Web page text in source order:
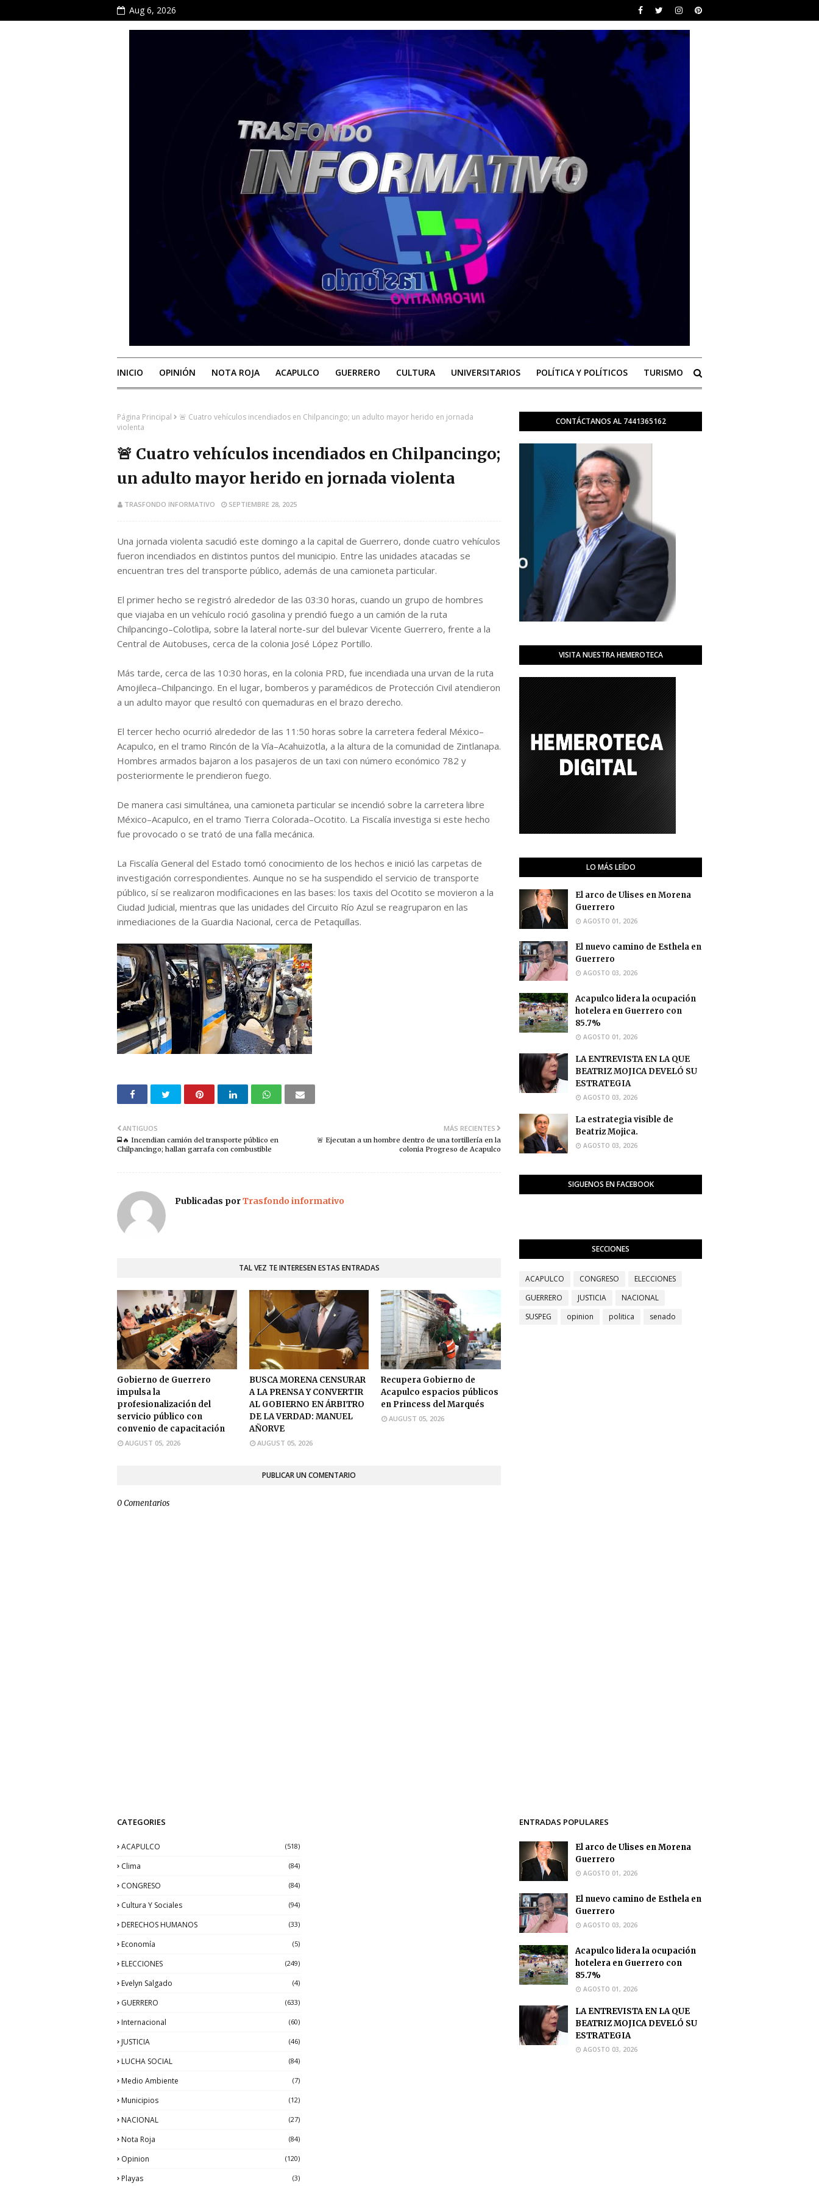
Aug 6, 2026
INICIO OPINIÓN NOTA ROJA ACAPULCO GUERRERO CULTURA UNIVERSITARIOS POLÍTICA Y POLÍTICOS TURISMO
Página Principal
🚨 Cuatro vehículos incendiados en Chilpancingo; un adulto mayor herido en jornada
violenta
🚨 Cuatro vehículos incendiados en Chilpancingo;
un adulto mayor herido en jornada violenta
TRASFONDO INFORMATIVO SEPTIEMBRE 28, 2025
Una jornada violenta sacudió este domingo a la capital de Guerrero, donde cuatro vehículos
fueron incendiados en distintos puntos del municipio. Entre las unidades atacadas se
encuentran tres del transporte público, además de una camioneta particular.
El primer hecho se registró alrededor de las 03:30 horas, cuando un grupo de hombres
que viajaba en un vehículo roció gasolina y prendió fuego a un camión de la ruta
Chilpancingo–Colotlipa, sobre la lateral norte-sur del bulevar Vicente Guerrero, frente a la
Central de Autobuses, cerca de la colonia José López Portillo.
Más tarde, cerca de las 10:30 horas, en la colonia PRD, fue incendiada una urvan de la ruta
Amojileca–Chilpancingo. En el lugar, bomberos y paramédicos de Protección Civil atendieron
a un adulto mayor que resultó con quemaduras en el brazo derecho.
El tercer hecho ocurrió alrededor de las 11:50 horas sobre la carretera federal México–
Acapulco, en el tramo Rincón de la Vía–Acahuizotla, a la altura de la comunidad de Zintlanapa.
Hombres armados bajaron a los pasajeros de un taxi con número económico 782 y
posteriormente le prendieron fuego.
De manera casi simultánea, una camioneta particular se incendió sobre la carretera libre
México–Acapulco, en el tramo Tierra Colorada–Ocotito. La Fiscalía investiga si este hecho
fue provocado o se trató de una falla mecánica.
La Fiscalía General del Estado tomó conocimiento de los hechos e inició las carpetas de
investigación correspondientes. Aunque no se ha suspendido el servicio de transporte
público, sí se realizaron modificaciones en las bases: los taxis del Ocotito se movieron a la
Ciudad Judicial, mientras que las unidades del Circuito Río Azul se reagruparon en las
inmediaciones de la Guardia Nacional, cerca de Petaquillas.
MÁS RECIENTES
🚨 Ejecutan a un hombre dentro de una tortillería en la
colonia Progreso de Acapulco
ANTIGUOS
🚍🔥 Incendian camión del transporte público en
Chilpancingo; hallan garrafa con combustible
Publicadas porTrasfondo informativo
TAL VEZ TE INTERESEN ESTAS ENTRADAS
Gobierno de Guerrero
impulsa la
profesionalización del
servicio público con
convenio de capacitación
AUGUST 05, 2026
BUSCA MORENA CENSURAR
A LA PRENSA Y CONVERTIR
AL GOBIERNO EN ÁRBITRO
DE LA VERDAD: MANUEL
AÑORVE
AUGUST 05, 2026
Recupera Gobierno de
Acapulco espacios públicos
en Princess del Marqués
AUGUST 05, 2026
PUBLICAR UN COMENTARIO
0 Comentarios
CONTÁCTANOS AL 7441365162
VISITA NUESTRA HEMEROTECA
LO MÁS LEÍDO
El arco de Ulises en Morena
Guerrero
AGOSTO 01, 2026
El nuevo camino de Esthela en
Guerrero
AGOSTO 03, 2026
Acapulco lidera la ocupación
hotelera en Guerrero con
85.7%
AGOSTO 01, 2026
LA ENTREVISTA EN LA QUE
BEATRIZ MOJICA DEVELÓ SU
ESTRATEGIA
AGOSTO 03, 2026
La estrategia visible de
Beatriz Mojica.
AGOSTO 03, 2026
SIGUENOS EN FACEBOOK
SECCIONES
ACAPULCO CONGRESO
ELECCIONES
GUERRERO
JUSTICIA
NACIONAL
SUSPEG
opinion politica senado
CATEGORIES
ACAPULCO (518)
Clima (84)
CONGRESO (84)
Cultura Y Sociales (94)
DERECHOS HUMANOS (33)
Economía (5)
ELECCIONES (249)
Evelyn Salgado (4)
GUERRERO (633)
Internacional (60)
JUSTICIA (46)
LUCHA SOCIAL (84)
Medio Ambiente (7)
Municipios (12)
NACIONAL (27)
Nota Roja (84)
Opinion (120)
Playas (3)
ENTRADAS POPULARES
El arco de Ulises en Morena
Guerrero
AGOSTO 01, 2026
El nuevo camino de Esthela en
Guerrero
AGOSTO 03, 2026
Acapulco lidera la ocupación
hotelera en Guerrero con
85.7%
AGOSTO 01, 2026
LA ENTREVISTA EN LA QUE
BEATRIZ MOJICA DEVELÓ SU
ESTRATEGIA
AGOSTO 03, 2026